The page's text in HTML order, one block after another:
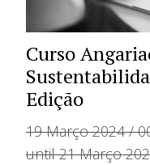
Curso
Edição
19 Março 2024 /
until 21 Março